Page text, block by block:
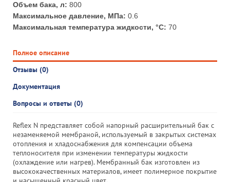
Объем бака, л: 800
Максимальное давление, МПа: 0.6
Максимальная температура жидкости, °С: 70
Полное описание
Отзывы (0)
Документация
Вопросы и ответы (0)
Reflex N представляет собой напорный расширительный бак с
незаменяемой мембраной, используемый в закрытых системах
отопления и хладоснабжения для компенсации объема
теплоносителя при изменении температуры жидкости
(охлаждение или нагрев). Мембранный бак изготовлен из
высококачественных материалов, имеет полимерное покрытие